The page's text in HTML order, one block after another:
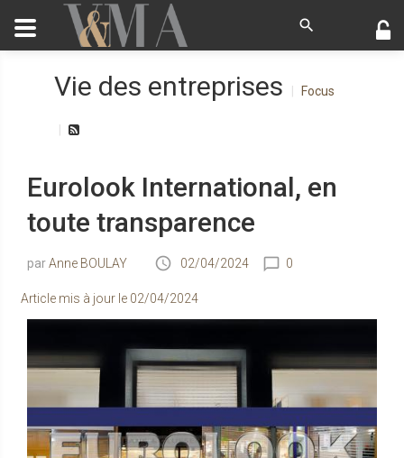
Vie des entreprises Focus
Eurolook International, en
toute transparence
Anne BOULAY 02/04/2024 0
Article mis à jour le 02/04/2024